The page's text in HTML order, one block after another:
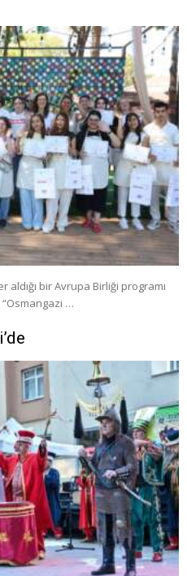
aldığı bir Avrupa Birliği programı
…